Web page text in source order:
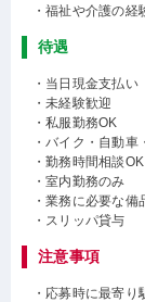
・福祉や介護の
待遇
・当日現金支払い
・未経験歓迎
・私服勤務OK
・バイク・自動車
・勤務時間相談OK
・室内勤務のみ
・業務に必要な備
・スリッパ貸与
注意事項
・応募時に最寄り